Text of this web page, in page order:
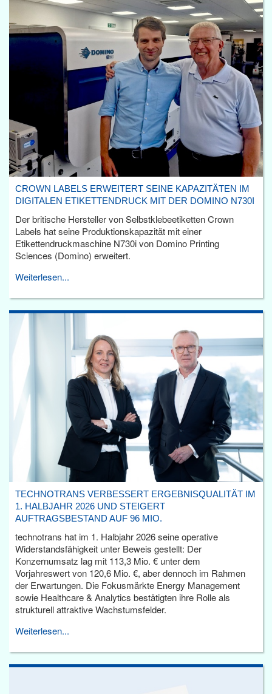
CROWN LABELS ERWEITERT SEINE KAPAZITÄTEN IM
DIGITALEN ETIKETTENDRUCK MIT DER DOMINO N730I
Der britische Hersteller von Selbstklebeetiketten Crown
Labels hat seine Produktionskapazität mit einer
Etikettendruckmaschine N730i von Domino Printing
Sciences (Domino) erweitert.
Weiterlesen...
TECHNOTRANS VERBESSERT ERGEBNISQUALITÄT IM
1. HALBJAHR 2026 UND STEIGERT
AUFTRAGSBESTAND AUF 96 MIO.
technotrans hat im 1. Halbjahr 2026 seine operative
Widerstandsfähigkeit unter Beweis gestellt: Der
Konzernumsatz lag mit 113,3 Mio. € unter dem
Vorjahreswert von 120,6 Mio. €, aber dennoch im Rahmen
der Erwartungen. Die Fokusmärkte Energy Management
sowie Healthcare & Analytics bestätigten ihre Rolle als
strukturell attraktive Wachstumsfelder.
Weiterlesen...